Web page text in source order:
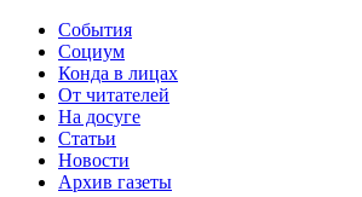
События
Социум
Конда в лицах
От читателей
На досуге
Статьи
Новости
Архив газеты